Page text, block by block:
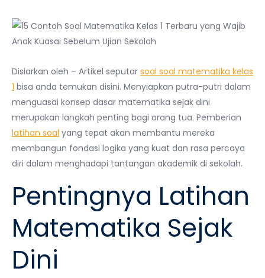
Disiarkan oleh – Artikel seputar soal soal matematika kelas
1 bisa anda temukan disini. Menyiapkan putra-putri dalam
menguasai konsep dasar matematika sejak dini
merupakan langkah penting bagi orang tua. Pemberian
latihan soal yang tepat akan membantu mereka
membangun fondasi logika yang kuat dan rasa percaya
diri dalam menghadapi tantangan akademik di sekolah.
Pentingnya Latihan
Matematika Sejak
Dini